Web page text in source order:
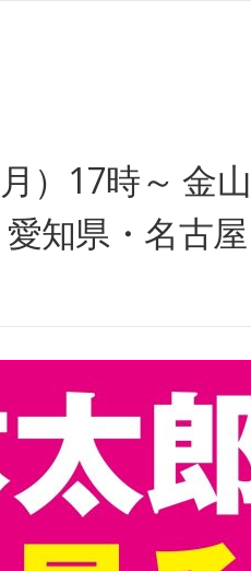
月）17時～
知県・名古屋